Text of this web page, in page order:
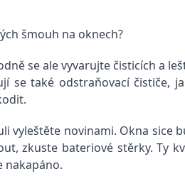
šmouh na oknech?
se ale vyvarujte čisticích a
se také odstraňovací čističe,
vyleštěte novinami. Okna sice
zkuste bate­riové stěrky. Ty
nakapáno.